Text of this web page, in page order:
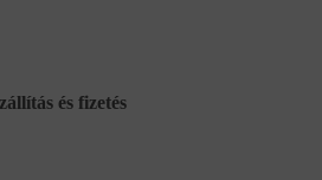
és fizetés